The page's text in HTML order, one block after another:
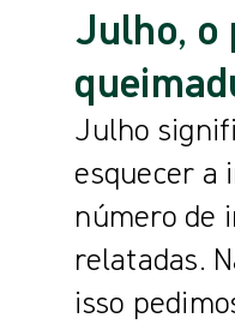
Julho, o
Julho
esquecer a
número de
relatadas.
isso